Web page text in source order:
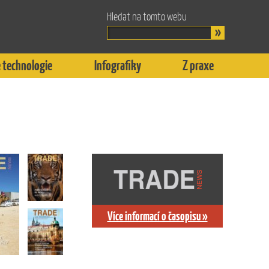
Hledat na tomto webu
technologie Infografiky Z praxe
Více informací o časopisu »